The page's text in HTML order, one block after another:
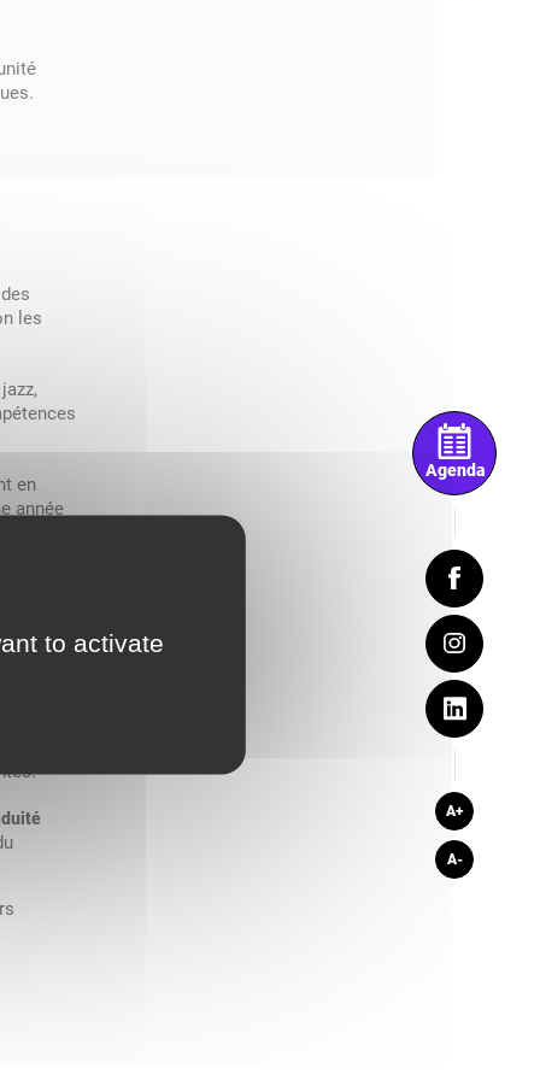
Agenda
A+
A-
les
en
année
est
to activate